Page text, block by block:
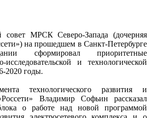
совет МРСК Северо-Запада (дочерняя
на прошедшем в Санкт-Петербурге
сформировал приоритетные
исследовательской и технологической
2020 годы.
технологического развития и
Владимир Софьин рассказал
о работе над новой программой